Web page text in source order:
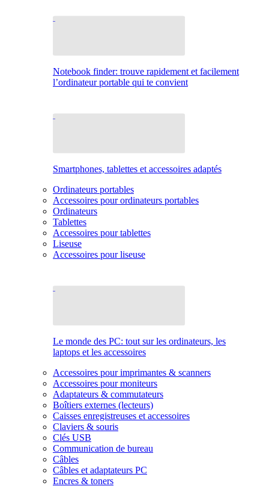
Notebook finder: trouve rapidement et facilement
l’ordinateur portable qui te convient
Smartphones, tablettes et accessoires adaptés
Ordinateurs portables
Accessoires pour ordinateurs portables
Ordinateurs
Tablettes
Accessoires pour tablettes
Liseuse
Accessoires pour liseuse
Le monde des PC: tout sur les ordinateurs, les
laptops et les accessoires
Accessoires pour imprimantes & scanners
Accessoires pour moniteurs
Adaptateurs & commutateurs
Boîtiers externes (lecteurs)
Caisses enregistreuses et accessoires
Claviers & souris
Clés USB
Communication de bureau
Câbles
Câbles et adaptateurs PC
Encres & toners